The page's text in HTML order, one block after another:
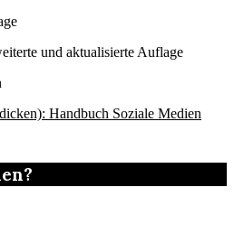
und aktualisierte Auflage
Handbuch Soziale Medien